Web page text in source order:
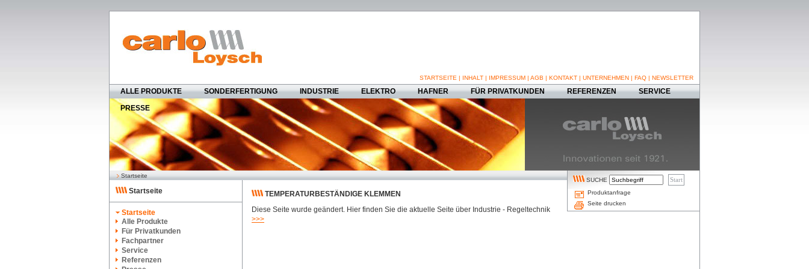
STARTSEITE | INHALT | IMPRESSUM | AGB | KONTAKT | UNTERNEHMEN | FAQ | NEWSLETTER
ALLE PRODUKTE SONDERFERTIGUNG INDUSTRIE ELEKTRO HAFNER FÜR PRIVATKUNDEN REFERENZEN
SERVICE
PRESSE
Startseite
Startseite
Startseite
Alle Produkte
Für Privatkunden
Fachpartner
Service
Referenzen
TEMPERATURBESTÄNDIGE KLEMMEN
Diese Seite wurde geändert. Hier finden Sie die aktuelle Seite über Industrie - Regeltechnik
>>>
SUCHE
Produktanfrage
Seite drucken